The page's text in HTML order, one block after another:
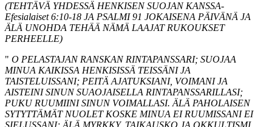
(TEHTÄVÄ YHDESSÄ HENKISEN SUOJAN KANSSA-
Efesialaiset 6:10-18 JA PSALMI 91 JOKAISENA PÄIVÄNÄ JA
ÄLÄ UNOHDA TEHÄÄ NÄMÄ LAAJAT RUKOUKSET
PERHEELLE)
" O PELASTAJAN RANSKAN RINTAPANSSARI; SUOJAA
MINUA KAIKISSA HENKISISSÄ TEISSÄNI JA
TAISTELUISSANI; PEITÄ AJATUKSIANI, VOIMANI JA
AISTEINI SINUN SUAOJAISELLA RINTAPANSSARILLASI;
PUKU RUUMIINI SINUN VOIMALLASI. ÄLÄ PAHOLAISEN
SYTYTTÄMÄT NUOLET KOSKE MINUA EI RUUMISSANI EI
SIELUSSANI; ÄLÄ MYRKKY, TAIKAUSKO JA OKKULTISMI